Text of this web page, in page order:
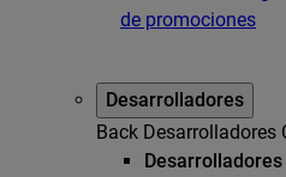
de promociones
Desarrolladores
Back Desarrolladores
Desarrolladores